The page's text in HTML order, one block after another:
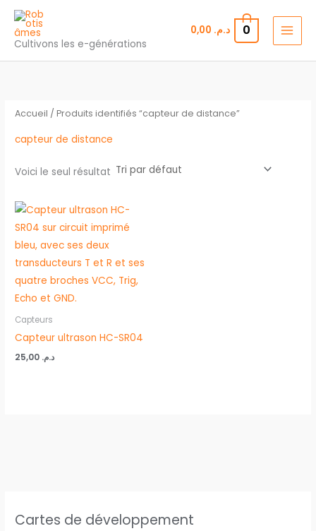
Aller
contenu
Cultivons les e-générations
د.م. 0
Cartes de développement
Accueil / Produits identifiés “capteur de distance”
capteur de distance
Voici le seul résultat
Capteurs
Capteur ultrason HC-SR04
د.م.